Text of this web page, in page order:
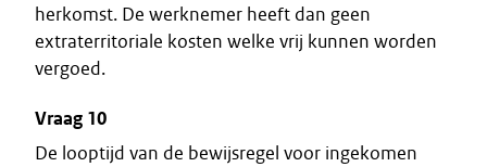
herkomst. De werknemer heeft dan geen
extraterritoriale kosten welke vrij kunnen worden
vergoed.
Vraag 10
De looptijd van de bewijsregel voor ingekomen